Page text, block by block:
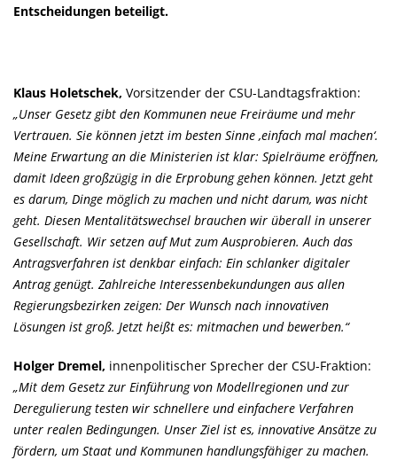
Entscheidungen beteiligt.
Klaus Holetschek, Vorsitzender der CSU-Landtagsfraktion:
Unser Gesetz gibt den Kommunen neue Freiräume und mehr
Vertrauen. Sie können jetzt im besten Sinne ‚einfach mal machen‘.
Meine Erwartung an die Ministerien ist klar: Spielräume eröffnen,
damit Ideen großzügig in die Erprobung gehen können. Jetzt geht
es darum, Dinge möglich zu machen und nicht darum, was nicht
geht. Diesen Mentalitätswechsel brauchen wir überall in unserer
Gesellschaft. Wir setzen auf Mut zum Ausprobieren. Auch das
Antragsverfahren ist denkbar einfach: Ein schlanker digitaler
Antrag genügt. Zahlreiche Interessenbekundungen aus allen
Regierungsbezirken zeigen: Der Wunsch nach innovativen
Lösungen ist groß. Jetzt heißt es: mitmachen und bewerben.“
Holger Dremel, innenpolitischer Sprecher der CSU-Fraktion:
Mit dem Gesetz zur Einführung von Modellregionen und zur
Deregulierung testen wir schnellere und einfachere Verfahren
unter realen Bedingungen. Unser Ziel ist es, innovative Ansätze zu
fördern, um Staat und Kommunen handlungsfähiger zu machen.